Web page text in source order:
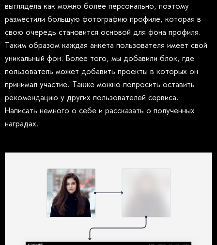
выглядела как можно более персонально, поэтому
разместили большую фотографию профиле, которая в
свою очередь становится основой для фона профиля.
Таким образом каждая анкета пользователя имеет свой
уникальный фон. Более того, мы добавили блок, где
пользователь может добавить проекты в которых он
принимал участие. Также можно попросить оставить
рекомендацию у других пользователей сервиса.
Написать немного о себе и рассказать о полученных
наградах.